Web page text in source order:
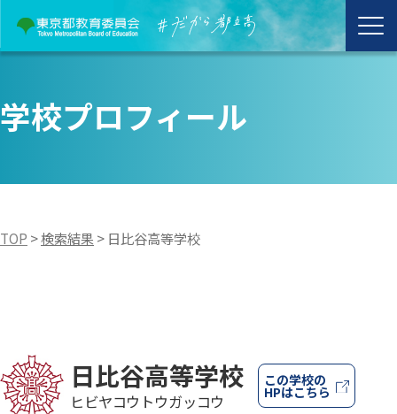
学校プロフィール
TOP >検索結果 > 日比谷高等学校
日比谷高等学校
ヒビヤコウトウガッコウ
この学校の
HPはこちら